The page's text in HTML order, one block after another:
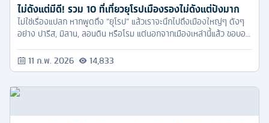
ไม่ดังแต่มีดี! รวม 10 ที่เที่ยวยุโรปเมืองรองไม่ดังแต่ปังมาก
ไม่ใช่เรื่องแปลก หากพูดถึง “ยุโรป” แล้วเราจะนึกไปถึงเมืองใหญ่ๆ ดังๆ
อย่าง ปารีส, มิลาน, ลอนดิน หรือโรม แต่นอกจากเมืองเหล่านี้แล้ว ขอบอก
เพียบ! และรอวันที่นักท่องเที่ยวไปเยี่ยมเยือนกันครับ
11 ก.พ. 2026 14,833